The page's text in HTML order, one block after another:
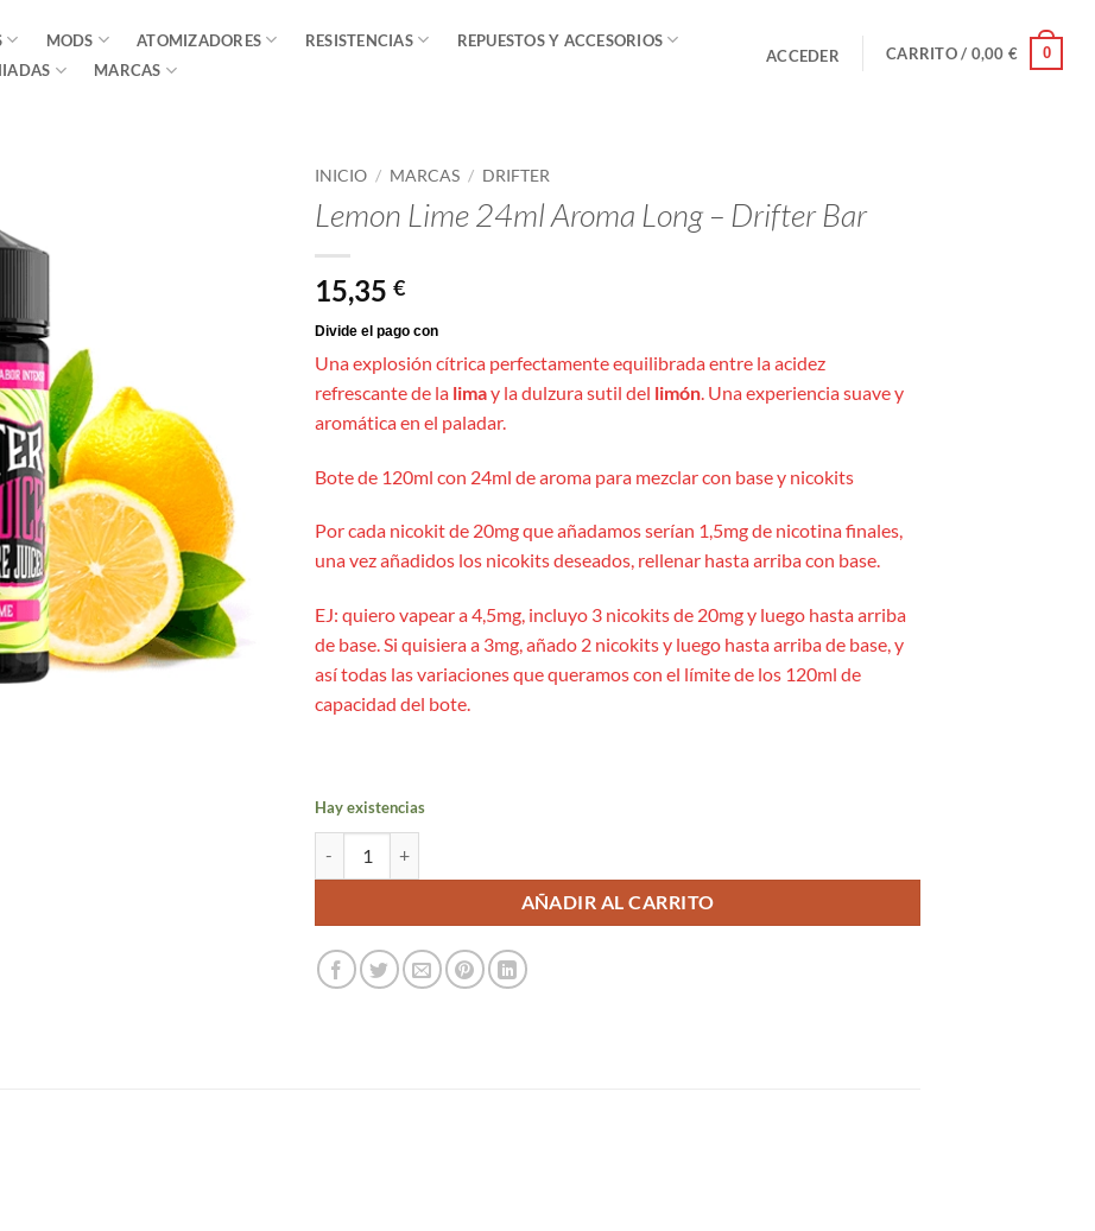
MODS ATOMIZADORES RESISTENCIAS
REPUESTOS Y ACCESORIOS
MARCAS
ACCEDER CARRITO / 0,00 € 0
INICIO / MARCAS / DRIFTER
Lemon Lime 24ml Aroma Long – Drifter Bar
15,35 €
Una explosión cítrica perfectamente equilibrada entre la acidez
refrescante de la limay la dulzura sutil del limón . Una experiencia suave y
aromática en el paladar.
Bote de 120ml con 24ml de aroma para mezclar con base y nicokits
Por cada nicokit de 20mg que añadamos serían 1,5mg de nicotina finales,
una vez añadidos los nicokits deseados, rellenar hasta arriba con base.
EJ: quiero vapear a 4,5mg, incluyo 3 nicokits de 20mg y luego hasta arriba
de base. Si quisiera a 3mg, añado 2 nicokits y luego hasta arriba de base, y
así todas las variaciones que queramos con el límite de los 120ml de
capacidad del bote.
Hay existencias
AÑADIR AL CARRITO